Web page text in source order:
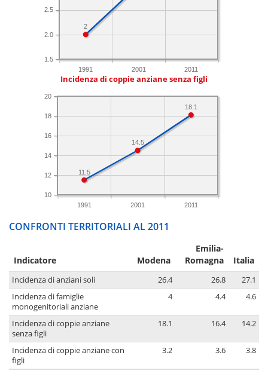
1991 2001 2011
1.5
2.0
2.5
2
Incidenza di coppie anziane senza figli
1991 2001 2011
10
12
14
16
18
20
18.1
14.5
11.5
CONFRONTI TERRITORIALI AL 2011
Indicatore Modena
Emilia-
Romagna
Italia
Incidenza di anziani soli 26.4 26.8
27.1
Incidenza di famiglie
monogenitoriali anziane
4 4.4 4.6
Incidenza di coppie anziane
senza figli
18.1 16.4 14.2
Incidenza di coppie anziane con
figli
3.2 3.6 3.8